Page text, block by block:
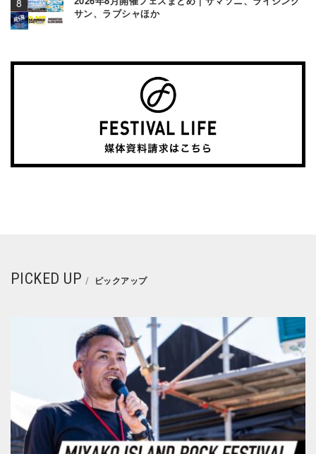
サン、ラブシャほか
PICKED UP ピックアップ